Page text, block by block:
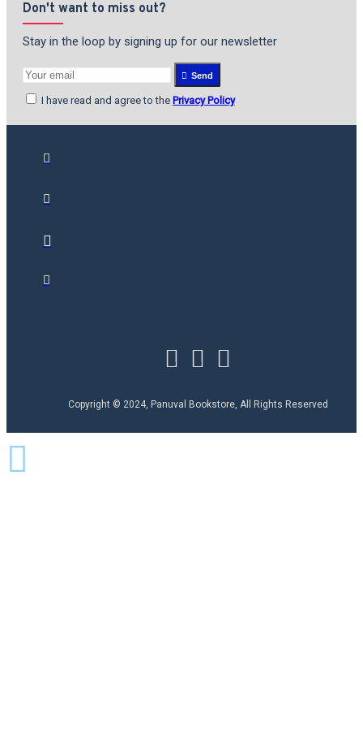
Don't want to miss out?
Stay in the loop by signing up for our newsletter
Send
I have read and agree to the Privacy Policy
Copyright © 2024, Panuval Bookstore, All Rights Reserved